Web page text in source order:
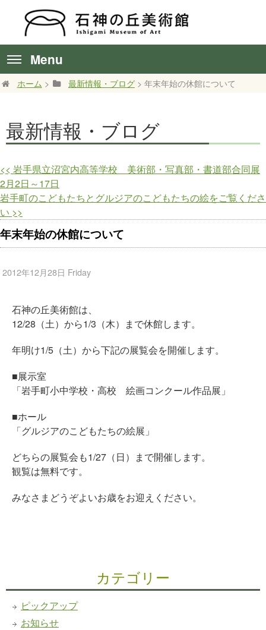
Menu
ホーム > 最新情報・ブログ > 年末年始の休館について
最新情報・ブログ
<< 岩手県立沼宮内高等学校 美術部・写真部・書道部合同展
2月2日～17日
岩手町のこどもたちとグルジアのこどもたちの絵をご覧くださ
い >>
年末年始の休館について
2012年12月28日 Friday
石神の丘美術館は、
12/28（土）から1/3（木）まで休館します。
年明け1/5（土）から下記の展覧会を開催します。
■展示室
「岩手町小中学校・高校 絵画コンクール作品展」
■ホール
「グルジアのこどもたちの絵展」
どちらの展覧会も1/27（日）まで開催します。
観覧は無料です。
みなさまどうぞよいお歳をお迎えください。
カテゴリー
ピックアップ
お知らせ